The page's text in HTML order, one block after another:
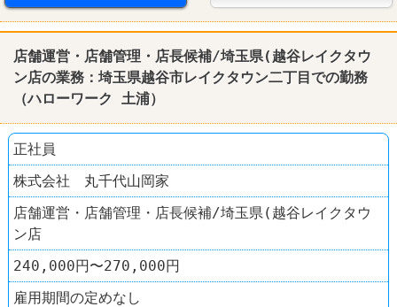
店舗運営・店舗管理・店長候補/埼玉県(越谷レイクタウ
ン店の業務：埼玉県越谷市レイクタウン二丁目での勤務
（ハローワーク 土浦）
正社員
株式会社 丸千代山岡家
店舗運営・店舗管理・店長候補/埼玉県(越谷レイクタウ
ン店
240,000円〜270,000円
雇用期間の定めなし